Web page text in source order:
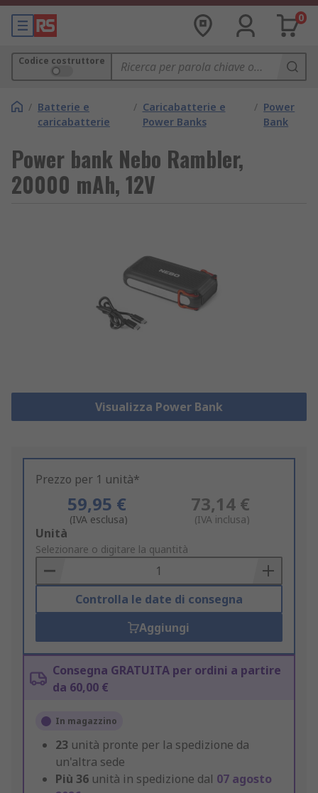
0
Codice costruttore
/ Batterie e
caricabatterie
/ Caricabatterie e
Power Banks
/ Power
Bank
Power bank Nebo Rambler,
20000 mAh, 12V
Visualizza Power Bank
Prezzo per 1 unità*
59,95 €
(IVA esclusa)
73,14 €
(IVA inclusa)
Add
to
Basket
Unità
Selezionare o digitare la quantità
Controlla le date di consegna
Aggiungi
Consegna GRATUITA per ordini a partire
da 60,00 €
In magazzino
23 unità pronte per la spedizione da
un'altra sede
Più 36 unità in spedizione dal 07 agosto